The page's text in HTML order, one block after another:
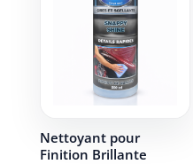
Nettoyant pour
Finition Brillante